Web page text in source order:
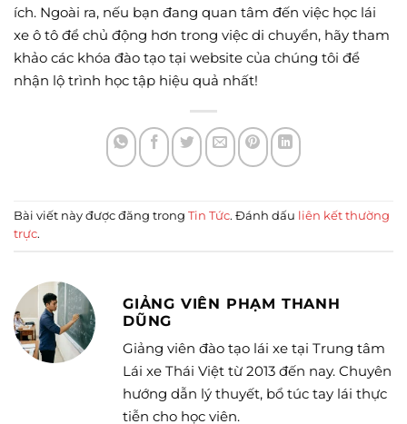
ích. Ngoài ra, nếu bạn đang quan tâm đến việc học lái
xe ô tô để chủ động hơn trong việc di chuyển, hãy tham
khảo các khóa đào tạo tại website của chúng tôi để
nhận lộ trình học tập hiệu quả nhất!
Bài viết này được đăng trong Tin Tức. Đánh dấu liên kết thường
trực.
GIẢNG VIÊN PHẠM THANH
DŨNG
Giảng viên đào tạo lái xe tại Trung tâm
Lái xe Thái Việt từ 2013 đến nay. Chuyên
hướng dẫn lý thuyết, bổ túc tay lái thực
tiễn cho học viên.